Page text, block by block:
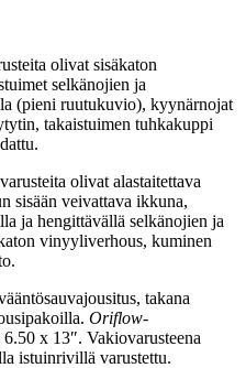
olivat sisäkaton
selkänojien ja
(pieni ruutukuvio), kyynärnojat
takaistuimen tuhkakuppi
olivat alastaitettava
sisään veivattava ikkuna,
ja hengittävällä selkänojien ja
vinyyliverhous, kuminen
takana
Oriflow-
x 13″. Vakiovarusteena
istuinrivillä varustettu.